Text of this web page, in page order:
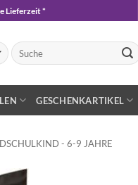
Lieferzeit *
Suchen
nach:
GESCHENKARTIKEL
- 6-9 JAHRE